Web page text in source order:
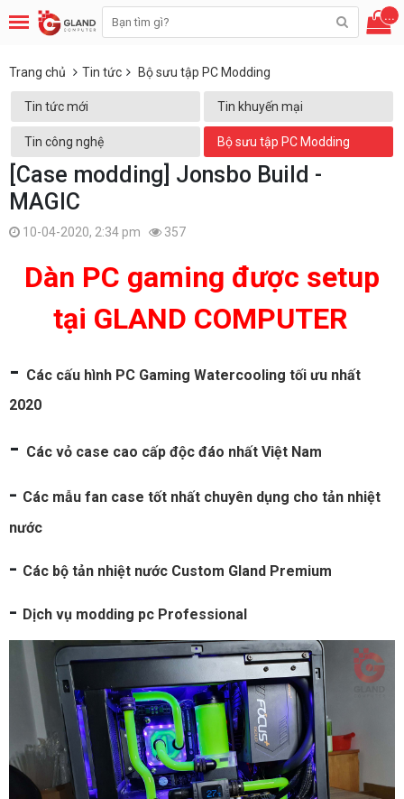
...
Trang chủ Tin tức Bộ sưu tập PC Modding
Tin tức mới Tin khuyến mại
Tin công nghệ Bộ sưu tập PC Modding
[Case modding] Jonsbo Build -
MAGIC
10-04-2020, 2:34 pm 357
Dàn PC gaming được setup
tại GLAND COMPUTER
- Các cấu hình PC Gaming Watercooling tối ưu nhất
2020
- Các vỏ case cao cấp độc đáo nhất Việt Nam
- Các mẫu fan case tốt nhất chuyên dụng cho tản nhiệt
nước
- Các bộ tản nhiệt nước Custom Gland Premium
- Dịch vụ modding pc Professional